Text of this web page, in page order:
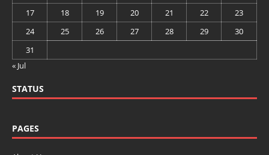
17
18 19 20 21 22
23
24
25 26 27 28 29
30
31
« Jul
STATUS
PAGES